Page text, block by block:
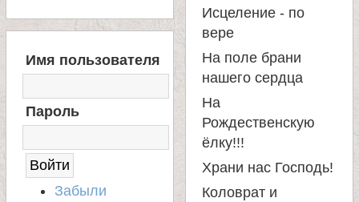
е
и
м
Д
С
Имя пользователя
Пароль
Забыли
Исцеление - по
вере
На поле брани
нашего сердца
На
Рождественскую
ёлку!!!
Храни нас Господь!
Коловрат и